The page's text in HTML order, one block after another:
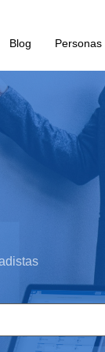
Blog Personas